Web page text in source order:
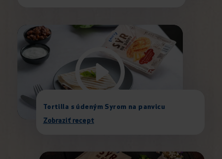
Tortilla s údeným Syrom na panvicu
Zobraziť recept